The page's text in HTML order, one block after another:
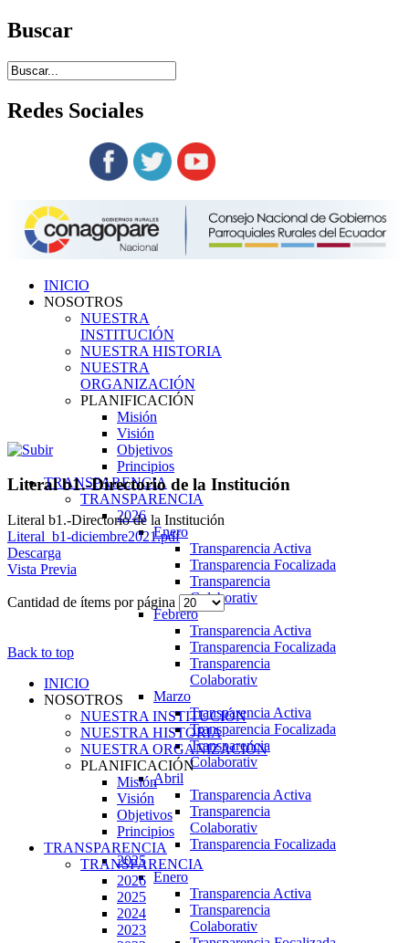
Buscar
Redes Sociales
INICIO
NOSOTROS
NUESTRA
INSTITUCIÓN
NUESTRA HISTORIA
NUESTRA
ORGANIZACIÓN
PLANIFICACIÓN
Misión
Visión
Objetivos
Principios
TRANSPARENCIA
TRANSPARENCIA
2026
Enero
Transparencia Activa
Transparencia Focalizada
Transparencia
Colaborativ
Febrero
Transparencia Activa
Transparencia Focalizada
Transparencia
Colaborativ
Marzo
Transparencia Activa
Transparencia Focalizada
Transparencia
Colaborativ
Abril
Transparencia Activa
Transparencia
Colaborativ
Transparencia Focalizada
2025
Enero
Transparencia Activa
Transparencia
Colaborativ
Literal b1.-Directorio de la Institución
Literal b1.-Directorio de la Institución
Literal_b1-diciembre2021.pdf
Descarga
Vista Previa
Cantidad de ítems por página
Back to top
INICIO
NOSOTROS
NUESTRA INSTITUCIÓN
NUESTRA HISTORIA
NUESTRA ORGANIZACIÓN
PLANIFICACIÓN
Misión
Visión
Objetivos
Principios
TRANSPARENCIA
TRANSPARENCIA
2026
2025
2024
2023